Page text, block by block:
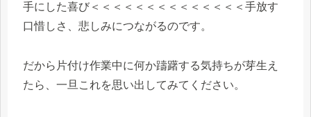
手にした喜び＜＜＜＜＜＜＜＜＜＜＜＜＜＜手放す
口惜しさ、悲しみにつながるのです。
だから片付け作業中に何か躊躇する気持ちが芽生え
たら、一旦これを思い出してみてください。